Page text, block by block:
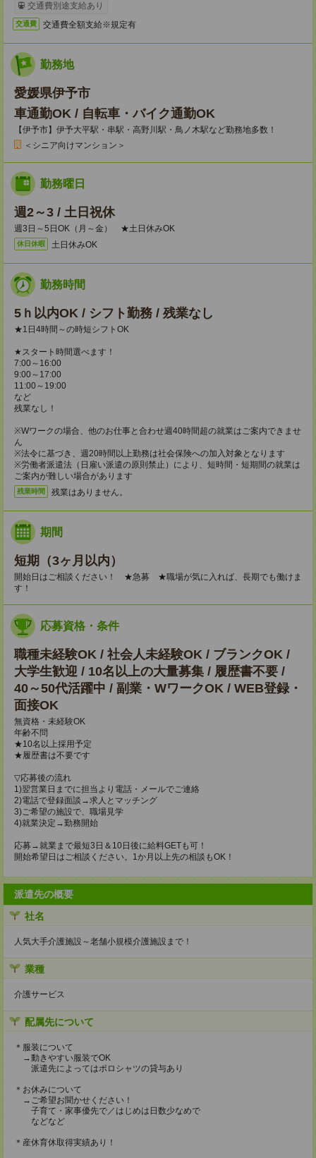
交通費別途支給あり
交通費 交通費全額支給※規定有
勤務地
愛媛県伊予市
車通勤OK / 自転車・バイク通勤OK
【伊予市】伊予大平駅・串駅・高野川駅・鳥ノ木駅など勤務地多数！
＜シニア向けマンション＞
勤務曜日
週2～3 / 土日祝休
週3日～5日OK（月～金） ★土日休みOK
休日休暇 土日休みOK
勤務時間
5ｈ以内OK / シフト勤務 / 残業なし
★1日4時間～の時短シフトOK
★スタート時間選べます！
7:00～16:00
9:00～17:00
11:00～19:00
など
残業なし！
※Wワークの場合、他のお仕事と合わせ週40時間超の就業はご案内できませ
ん
※法令に基づき、週20時間以上勤務は社会保険への加入対象となります
※労働者派遣法（日雇い派遣の原則禁止）により、短時間・短期間の就業は
ご案内が難しい場合があります
残業時間 残業はありません。
期間
短期（3ヶ月以内）
開始日はご相談ください！ ★急募 ★職場が気に入れば、長期でも働けま
す！
応募資格・条件
職種未経験OK / 社会人未経験OK / ブランクOK /
大学生歓迎 / 10名以上の大量募集 / 履歴書不要 /
40～50代活躍中 / 副業・WワークOK / WEB登録・
面接OK
無資格・未経験OK
年齢不問
★10名以上採用予定
★履歴書は不要です
▽応募後の流れ
1)翌営業日までに担当より電話・メールでご連絡
2)電話で登録面談→求人とマッチング
3)ご希望の施設で、職場見学
4)就業決定→勤務開始
応募→就業まで最短3日＆10日後に給料GETも可！
開始希望日はご相談ください。1か月以上先の相談もOK！
派遣先の概要
社名
人気大手介護施設～老舗小規模介護施設まで！
業種
介護サービス
配属先について
＊服装について
→動きやすい服装でOK
派遣先によってはポロシャツの貸与あり
＊お休みについて
→ご希望お聞かせください！
子育て・家事優先で／はじめは日数少なめで
などなど
＊産休育休取得実績あり！